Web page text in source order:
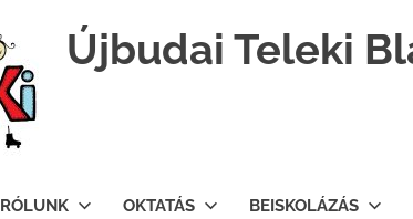
Újbudai Teleki
RÓLUNK OKTATÁS BEISKOLÁZÁS